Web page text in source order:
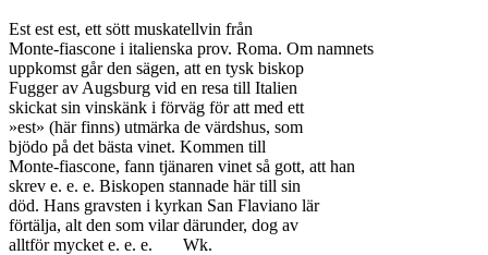
Est est est, ett sött muskatellvin från
Monte-fiascone i italienska prov. Roma. Om namnets
uppkomst går den sägen, att en tysk biskop
Fugger av Augsburg vid en resa till Italien
skickat sin vinskänk i förväg för att med ett
»est» (här finns) utmärka de värdshus, som
bjödo på det bästa vinet. Kommen till
Monte-fiascone, fann tjänaren vinet så gott, att han
skrev e. e. e. Biskopen stannade här till sin
död. Hans gravsten i kyrkan San Flaviano lär
förtälja, alt den som vilar därunder, dog av
alltför mycket e. e. e.	Wk.